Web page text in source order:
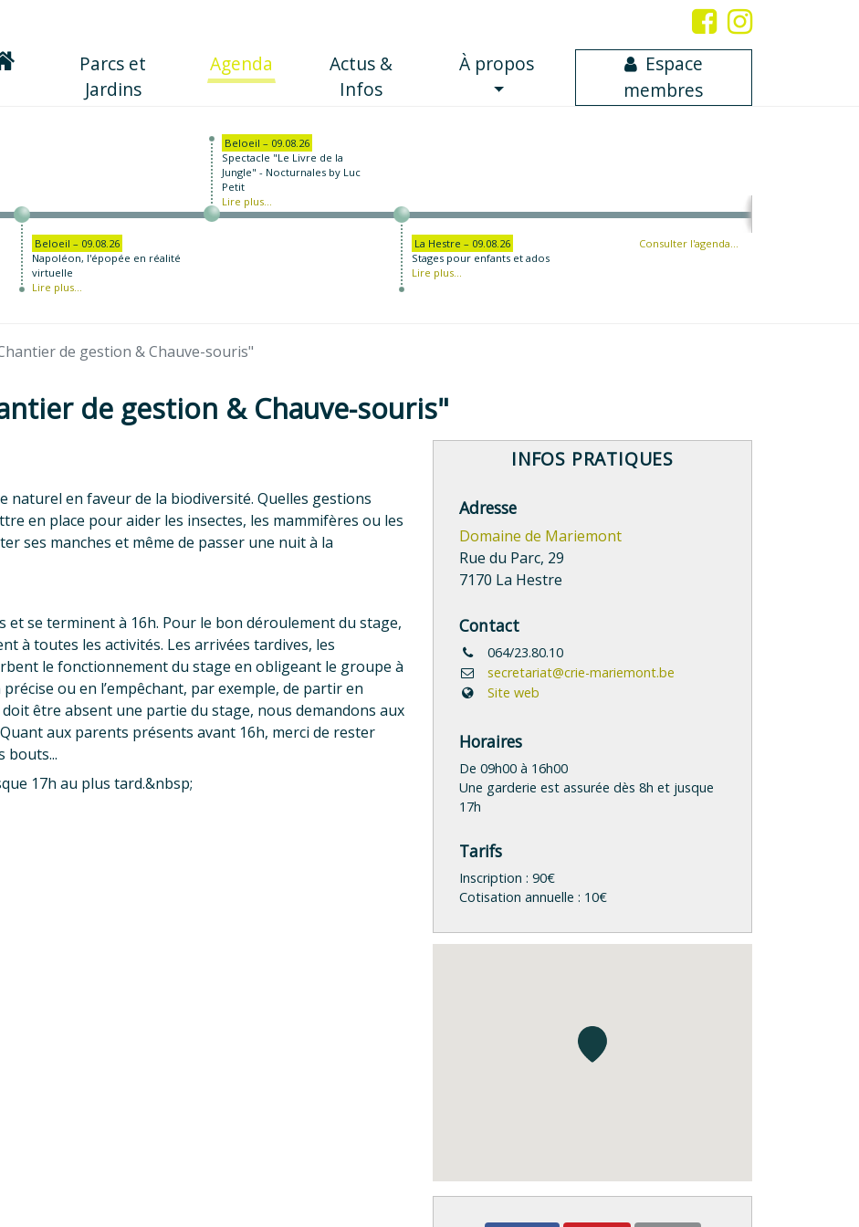
Parcs et
Jardins
Agenda (current)Actus &
Infos
À propos
Espace
membres
Beloeil – 09.08.26
Napoléon, l'épopée en réalité
virtuelle
Lire plus...
Beloeil – 09.08.26
Spectacle "Le Livre de la
Jungle" - Nocturnales by Luc
Petit
Lire plus...
La Hestre – 09.08.26
Stages pour enfants et ados
Lire plus...
Consulter l'agenda…
de gestion & Chauve-souris"
de gestion & Chauve-souris"
naturel en faveur de la biodiversité. Quelles gestions
en place pour aider les insectes, les mammifères ou les
ses manches et même de passer une nuit à la
et se terminent à 16h. Pour le bon déroulement du stage,
à toutes les activités. Les arrivées tardives, les
le fonctionnement du stage en obligeant le groupe à
ou en l’empêchant, par exemple, de partir en
être absent une partie du stage, nous demandons aux
aux parents présents avant 16h, merci de rester
bouts...
17h au plus tard.&nbsp;
INFOS PRATIQUES
Adresse
Domaine de Mariemont
Rue du Parc, 29
7170 La Hestre
Contact
064/23.80.10
secretariat@crie-mariemont.be
Site web
Horaires
De 09h00 à 16h00
Une garderie est assurée dès 8h et jusque
17h
Tarifs
Inscription : 90€
Cotisation annuelle : 10€